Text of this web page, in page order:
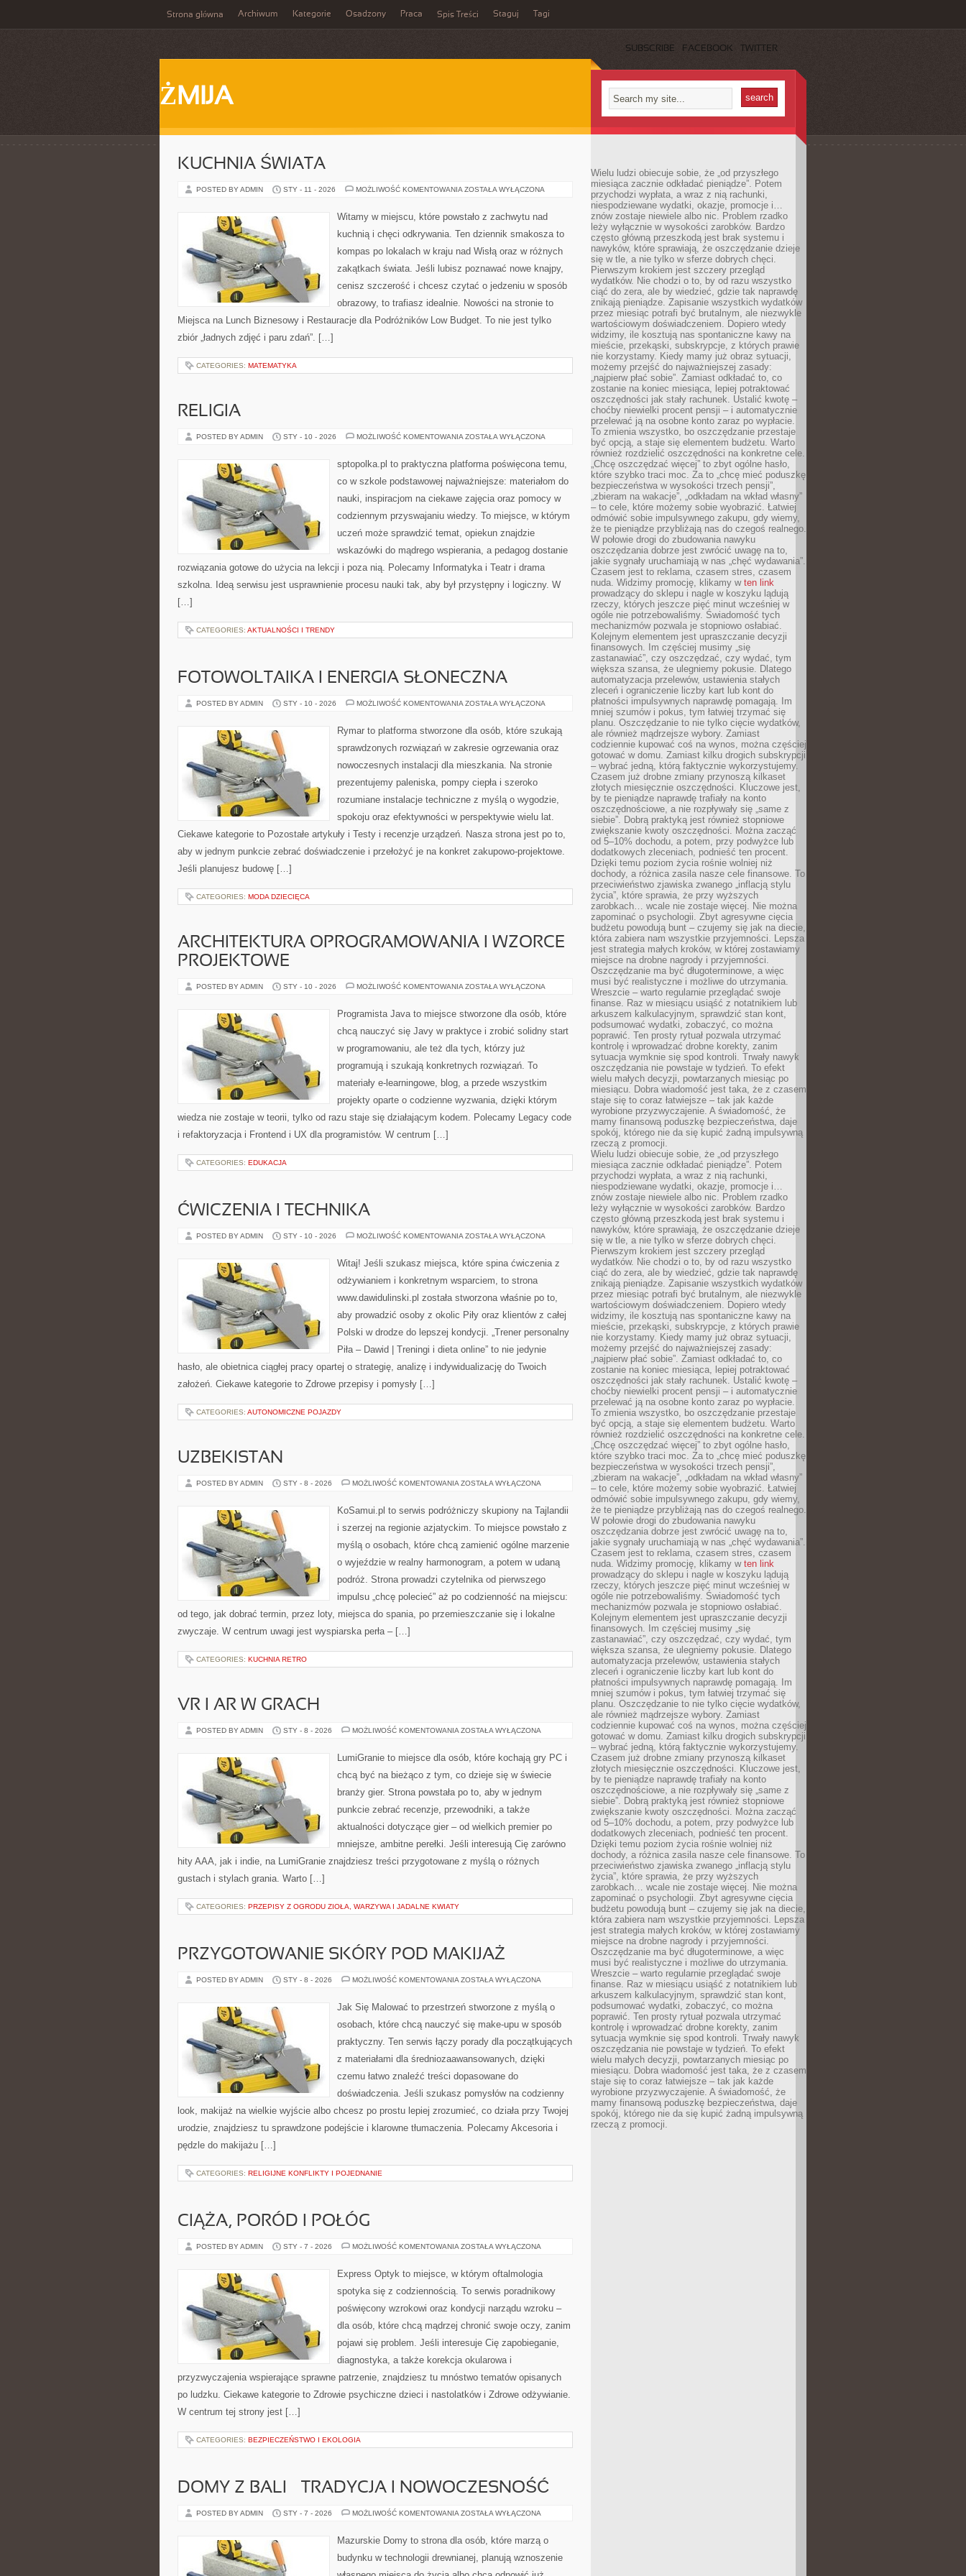
Strona główna Archiwum Kategorie Osadzony Praca Spis Treści Staguj Tagi
SUBSCRIBE FACEBOOK TWITTER
ŻMIJA
KUCHNIA ŚWIATA
POSTED BY ADMIN STY - 11 - 2026 MOŻLIWOŚĆ KOMENTOWANIA KUCHNIA
ZOSTAŁA WYŁĄCZONA
Witamy w miejscu, które powstało z zachwytu nad
kuchnią i chęci odkrywania. Ten dziennik smakosza to
kompas po lokalach w kraju nad Wisłą oraz w różnych
zakątkach świata. Jeśli lubisz poznawać nowe knajpy,
cenisz szczerość i chcesz czytać o jedzeniu w sposób
obrazowy, to trafiasz idealnie. Nowości na stronie to
Miejsca na Lunch Biznesowy i Restauracje dla Podróżników Low Budget. To nie jest tylko
zbiór „ładnych zdjęć i paru zdań”. […]
CATEGORIES: MATEMATYKA
RELIGIA
POSTED BY ADMIN STY - 10 - 2026 MOŻLIWOŚĆ KOMENTOWANIA RELIGIA
ZOSTAŁA WYŁĄCZONA
sptopolka.pl to praktyczna platforma poświęcona temu,
co w szkole podstawowej najważniejsze: materiałom do
nauki, inspiracjom na ciekawe zajęcia oraz pomocy w
codziennym przyswajaniu wiedzy. To miejsce, w którym
uczeń może sprawdzić temat, opiekun znajdzie
wskazówki do mądrego wspierania, a pedagog dostanie
rozwiązania gotowe do użycia na lekcji i poza nią. Polecamy Informatyka i Teatr i drama
szkolna. Ideą serwisu jest usprawnienie procesu nauki tak, aby był przystępny i logiczny. W
[…]
CATEGORIES: AKTUALNOŚCI I TRENDY
FOTOWOLTAIKA I ENERGIA SŁONECZNA
POSTED BY ADMIN STY - 10 - 2026 MOŻLIWOŚĆ KOMENTOWANIA FOTOWOLTAIKA
SŁONECZNA
ZOSTAŁA WYŁĄCZONA
Rymar to platforma stworzone dla osób, które szukają
sprawdzonych rozwiązań w zakresie ogrzewania oraz
nowoczesnych instalacji dla mieszkania. Na stronie
prezentujemy paleniska, pompy ciepła i szeroko
rozumiane instalacje techniczne z myślą o wygodzie,
spokoju oraz efektywności w perspektywie wielu lat.
Ciekawe kategorie to Pozostałe artykuły i Testy i recenzje urządzeń. Nasza strona jest po to,
aby w jednym punkcie zebrać doświadczenie i przełożyć je na konkret zakupowo-projektowe.
Jeśli planujesz budowę […]
CATEGORIES: MODA DZIECIĘCA
ARCHITEKTURA OPROGRAMOWANIA I WZORCE
PROJEKTOWE
POSTED BY ADMIN STY - 10 - 2026 MOŻLIWOŚĆ KOMENTOWANIA ARCHITEKTURA
WZORCE
PROJEKTOWE
ZOSTAŁA WYŁĄCZONA
Programista Java to miejsce stworzone dla osób, które
chcą nauczyć się Javy w praktyce i zrobić solidny start
w programowaniu, ale też dla tych, którzy już
programują i szukają konkretnych rozwiązań. To
materiały e-learningowe, blog, a przede wszystkim
projekty oparte o codzienne wyzwania, dzięki którym
wiedza nie zostaje w teorii, tylko od razu staje się działającym kodem. Polecamy Legacy code
i refaktoryzacja i Frontend i UX dla programistów. W centrum […]
CATEGORIES: EDUKACJA
ĆWICZENIA I TECHNIKA
POSTED BY ADMIN STY - 10 - 2026 MOŻLIWOŚĆ KOMENTOWANIA ĆWICZENIA
ZOSTAŁA WYŁĄCZONA
Witaj! Jeśli szukasz miejsca, które spina ćwiczenia z
odżywianiem i konkretnym wsparciem, to strona
www.dawidulinski.pl została stworzona właśnie po to,
aby prowadzić osoby z okolic Piły oraz klientów z całej
Polski w drodze do lepszej kondycji. „Trener personalny
Piła – Dawid | Treningi i dieta online” to nie jedynie
hasło, ale obietnica ciągłej pracy opartej o strategię, analizę i indywidualizację do Twoich
założeń. Ciekawe kategorie to Zdrowe przepisy i pomysły […]
CATEGORIES: AUTONOMICZNE POJAZDY
UZBEKISTAN
POSTED BY ADMIN STY - 8 - 2026 MOŻLIWOŚĆ KOMENTOWANIA UZBEKISTAN
ZOSTAŁA WYŁĄCZONA
KoSamui.pl to serwis podróżniczy skupiony na Tajlandii
i szerzej na regionie azjatyckim. To miejsce powstało z
myślą o osobach, które chcą zamienić ogólne marzenie
o wyjeździe w realny harmonogram, a potem w udaną
podróż. Strona prowadzi czytelnika od pierwszego
impulsu „chcę polecieć” aż po codzienność na miejscu:
od tego, jak dobrać termin, przez loty, miejsca do spania, po przemieszczanie się i lokalne
zwyczaje. W centrum uwagi jest wyspiarska perła – […]
CATEGORIES: KUCHNIA RETRO
VR I AR W GRACH
POSTED BY ADMIN STY - 8 - 2026 MOŻLIWOŚĆ KOMENTOWANIA VR
W
GRACH
ZOSTAŁA WYŁĄCZONA
LumiGranie to miejsce dla osób, które kochają gry PC i
chcą być na bieżąco z tym, co dzieje się w świecie
branży gier. Strona powstała po to, aby w jednym
punkcie zebrać recenzje, przewodniki, a także
aktualności dotyczące gier – od wielkich premier po
mniejsze, ambitne perełki. Jeśli interesują Cię zarówno
hity AAA, jak i indie, na LumiGranie znajdziesz treści przygotowane z myślą o różnych
gustach i stylach grania. Warto […]
CATEGORIES: PRZEPISY Z OGRODU ZIOŁA, WARZYWA I JADALNE KWIATY
PRZYGOTOWANIE SKÓRY POD MAKIJAŻ
POSTED BY ADMIN STY - 8 - 2026 MOŻLIWOŚĆ KOMENTOWANIA PRZYGOTOWANIE
MAKIJAŻ
ZOSTAŁA WYŁĄCZONA
Jak Się Malować to przestrzeń stworzone z myślą o
osobach, które chcą nauczyć się make-upu w sposób
praktyczny. Ten serwis łączy porady dla początkujących
z materiałami dla średniozaawansowanych, dzięki
czemu łatwo znaleźć treści dopasowane do
doświadczenia. Jeśli szukasz pomysłów na codzienny
look, makijaż na wielkie wyjście albo chcesz po prostu lepiej zrozumieć, co działa przy Twojej
urodzie, znajdziesz tu sprawdzone podejście i klarowne tłumaczenia. Polecamy Akcesoria i
pędzle do makijażu […]
CATEGORIES: RELIGIJNE KONFLIKTY I POJEDNANIE
CIĄŻA, PORÓD I POŁÓG
POSTED BY ADMIN STY - 7 - 2026 MOŻLIWOŚĆ KOMENTOWANIA CIĄŻA,
POŁÓG
ZOSTAŁA WYŁĄCZONA
Express Optyk to miejsce, w którym oftalmologia
spotyka się z codziennością. To serwis poradnikowy
poświęcony wzrokowi oraz kondycji narządu wzroku –
dla osób, które chcą mądrzej chronić swoje oczy, zanim
pojawi się problem. Jeśli interesuje Cię zapobieganie,
diagnostyka, a także korekcja okularowa i
przyzwyczajenia wspierające sprawne patrzenie, znajdziesz tu mnóstwo tematów opisanych
po ludzku. Ciekawe kategorie to Zdrowie psychiczne dzieci i nastolatków i Zdrowe odżywianie.
W centrum tej strony jest […]
CATEGORIES: BEZPIECZEŃSTWO I EKOLOGIA
DOMY Z BALI – TRADYCJA I NOWOCZESNOŚĆ
POSTED BY ADMIN STY - 7 - 2026 MOŻLIWOŚĆ KOMENTOWANIA DOMY
TRADYCJA
NOWOCZESNOŚĆ
ZOSTAŁA WYŁĄCZONA
Mazurskie Domy to strona dla osób, które marzą o
budynku w technologii drewnianej, planują wznoszenie
Wielu ludzi obiecuje sobie, że „od przyszłego
miesiąca zacznie odkładać pieniądze”. Potem
przychodzi wypłata, a wraz z nią rachunki,
niespodziewane wydatki, okazje, promocje i…
znów zostaje niewiele albo nic. Problem rzadko
leży wyłącznie w wysokości zarobków. Bardzo
często główną przeszkodą jest brak systemu i
nawyków, które sprawiają, że oszczędzanie dzieje
się w tle, a nie tylko w sferze dobrych chęci.
Pierwszym krokiem jest szczery przegląd
wydatków. Nie chodzi o to, by od razu wszystko
ciąć do zera, ale by wiedzieć, gdzie tak naprawdę
znikają pieniądze. Zapisanie wszystkich wydatków
przez miesiąc potrafi być brutalnym, ale niezwykle
wartościowym doświadczeniem. Dopiero wtedy
widzimy, ile kosztują nas spontaniczne kawy na
mieście, przekąski, subskrypcje, z których prawie
nie korzystamy. Kiedy mamy już obraz sytuacji,
możemy przejść do najważniejszej zasady:
„najpierw płać sobie”. Zamiast odkładać to, co
zostanie na koniec miesiąca, lepiej potraktować
oszczędności jak stały rachunek. Ustalić kwotę –
choćby niewielki procent pensji – i automatycznie
przelewać ją na osobne konto zaraz po wypłacie.
To zmienia wszystko, bo oszczędzanie przestaje
być opcją, a staje się elementem budżetu. Warto
również rozdzielić oszczędności na konkretne cele.
„Chcę oszczędzać więcej” to zbyt ogólne hasło,
które szybko traci moc. Za to „chcę mieć poduszkę
bezpieczeństwa w wysokości trzech pensji”,
„zbieram na wakacje”, „odkładam na wkład własny”
– to cele, które możemy sobie wyobrazić. Łatwiej
odmówić sobie impulsywnego zakupu, gdy wiemy,
że te pieniądze przybliżają nas do czegoś realnego.
W połowie drogi do zbudowania nawyku
oszczędzania dobrze jest zwrócić uwagę na to,
jakie sygnały uruchamiają w nas „chęć wydawania”.
Czasem jest to reklama, czasem stres, czasem
nuda. Widzimy promocję, klikamy w ten link
prowadzący do sklepu i nagle w koszyku lądują
rzeczy, których jeszcze pięć minut wcześniej w
ogóle nie potrzebowaliśmy. Świadomość tych
mechanizmów pozwala je stopniowo osłabiać.
Kolejnym elementem jest upraszczanie decyzji
finansowych. Im częściej musimy „się
zastanawiać”, czy oszczędzać, czy wydać, tym
większa szansa, że ulegniemy pokusie. Dlatego
automatyzacja przelewów, ustawienia stałych
zleceń i ograniczenie liczby kart lub kont do
płatności impulsywnych naprawdę pomagają. Im
mniej szumów i pokus, tym łatwiej trzymać się
planu. Oszczędzanie to nie tylko cięcie wydatków,
ale również mądrzejsze wybory. Zamiast
codziennie kupować coś na wynos, można częściej
gotować w domu. Zamiast kilku drogich subskrypcji
– wybrać jedną, którą faktycznie wykorzystujemy.
Czasem już drobne zmiany przynoszą kilkaset
złotych miesięcznie oszczędności. Kluczowe jest,
by te pieniądze naprawdę trafiały na konto
oszczędnościowe, a nie rozpływały się „same z
siebie”. Dobrą praktyką jest również stopniowe
zwiększanie kwoty oszczędności. Można zacząć
od 5–10% dochodu, a potem, przy podwyżce lub
dodatkowych zleceniach, podnieść ten procent.
Dzięki temu poziom życia rośnie wolniej niż
dochody, a różnica zasila nasze cele finansowe. To
przeciwieństwo zjawiska zwanego „inflacją stylu
życia”, które sprawia, że przy wyższych
zarobkach… wcale nie zostaje więcej. Nie można
zapominać o psychologii. Zbyt agresywne cięcia
budżetu powodują bunt – czujemy się jak na diecie,
która zabiera nam wszystkie przyjemności. Lepsza
jest strategia małych kroków, w której zostawiamy
miejsce na drobne nagrody i przyjemności.
Oszczędzanie ma być długoterminowe, a więc
musi być realistyczne i możliwe do utrzymania.
Wreszcie – warto regularnie przeglądać swoje
finanse. Raz w miesiącu usiąść z notatnikiem lub
arkuszem kalkulacyjnym, sprawdzić stan kont,
podsumować wydatki, zobaczyć, co można
poprawić. Ten prosty rytuał pozwala utrzymać
kontrolę i wprowadzać drobne korekty, zanim
sytuacja wymknie się spod kontroli. Trwały nawyk
oszczędzania nie powstaje w tydzień. To efekt
wielu małych decyzji, powtarzanych miesiąc po
miesiącu. Dobra wiadomość jest taka, że z czasem
staje się to coraz łatwiejsze – tak jak każde
wyrobione przyzwyczajenie. A świadomość, że
mamy finansową poduszkę bezpieczeństwa, daje
spokój, którego nie da się kupić żadną impulsywną
rzeczą z promocji.
Wielu ludzi obiecuje sobie, że „od przyszłego
miesiąca zacznie odkładać pieniądze”. Potem
przychodzi wypłata, a wraz z nią rachunki,
niespodziewane wydatki, okazje, promocje i…
znów zostaje niewiele albo nic. Problem rzadko
leży wyłącznie w wysokości zarobków. Bardzo
często główną przeszkodą jest brak systemu i
nawyków, które sprawiają, że oszczędzanie dzieje
się w tle, a nie tylko w sferze dobrych chęci.
Pierwszym krokiem jest szczery przegląd
wydatków. Nie chodzi o to, by od razu wszystko
ciąć do zera, ale by wiedzieć, gdzie tak naprawdę
znikają pieniądze. Zapisanie wszystkich wydatków
przez miesiąc potrafi być brutalnym, ale niezwykle
wartościowym doświadczeniem. Dopiero wtedy
widzimy, ile kosztują nas spontaniczne kawy na
mieście, przekąski, subskrypcje, z których prawie
nie korzystamy. Kiedy mamy już obraz sytuacji,
możemy przejść do najważniejszej zasady:
„najpierw płać sobie”. Zamiast odkładać to, co
zostanie na koniec miesiąca, lepiej potraktować
oszczędności jak stały rachunek. Ustalić kwotę –
choćby niewielki procent pensji – i automatycznie
przelewać ją na osobne konto zaraz po wypłacie.
To zmienia wszystko, bo oszczędzanie przestaje
być opcją, a staje się elementem budżetu. Warto
również rozdzielić oszczędności na konkretne cele.
„Chcę oszczędzać więcej” to zbyt ogólne hasło,
które szybko traci moc. Za to „chcę mieć poduszkę
bezpieczeństwa w wysokości trzech pensji”,
„zbieram na wakacje”, „odkładam na wkład własny”
– to cele, które możemy sobie wyobrazić. Łatwiej
odmówić sobie impulsywnego zakupu, gdy wiemy,
że te pieniądze przybliżają nas do czegoś realnego.
W połowie drogi do zbudowania nawyku
oszczędzania dobrze jest zwrócić uwagę na to,
jakie sygnały uruchamiają w nas „chęć wydawania”.
Czasem jest to reklama, czasem stres, czasem
nuda. Widzimy promocję, klikamy w ten link
prowadzący do sklepu i nagle w koszyku lądują
rzeczy, których jeszcze pięć minut wcześniej w
ogóle nie potrzebowaliśmy. Świadomość tych
mechanizmów pozwala je stopniowo osłabiać.
Kolejnym elementem jest upraszczanie decyzji
finansowych. Im częściej musimy „się
zastanawiać”, czy oszczędzać, czy wydać, tym
większa szansa, że ulegniemy pokusie. Dlatego
automatyzacja przelewów, ustawienia stałych
zleceń i ograniczenie liczby kart lub kont do
płatności impulsywnych naprawdę pomagają. Im
mniej szumów i pokus, tym łatwiej trzymać się
planu. Oszczędzanie to nie tylko cięcie wydatków,
ale również mądrzejsze wybory. Zamiast
codziennie kupować coś na wynos, można częściej
gotować w domu. Zamiast kilku drogich subskrypcji
– wybrać jedną, którą faktycznie wykorzystujemy.
Czasem już drobne zmiany przynoszą kilkaset
złotych miesięcznie oszczędności. Kluczowe jest,
by te pieniądze naprawdę trafiały na konto
oszczędnościowe, a nie rozpływały się „same z
siebie”. Dobrą praktyką jest również stopniowe
zwiększanie kwoty oszczędności. Można zacząć
od 5–10% dochodu, a potem, przy podwyżce lub
dodatkowych zleceniach, podnieść ten procent.
Dzięki temu poziom życia rośnie wolniej niż
dochody, a różnica zasila nasze cele finansowe. To
przeciwieństwo zjawiska zwanego „inflacją stylu
życia”, które sprawia, że przy wyższych
zarobkach… wcale nie zostaje więcej. Nie można
zapominać o psychologii. Zbyt agresywne cięcia
budżetu powodują bunt – czujemy się jak na diecie,
która zabiera nam wszystkie przyjemności. Lepsza
jest strategia małych kroków, w której zostawiamy
miejsce na drobne nagrody i przyjemności.
Oszczędzanie ma być długoterminowe, a więc
musi być realistyczne i możliwe do utrzymania.
Wreszcie – warto regularnie przeglądać swoje
finanse. Raz w miesiącu usiąść z notatnikiem lub
arkuszem kalkulacyjnym, sprawdzić stan kont,
podsumować wydatki, zobaczyć, co można
poprawić. Ten prosty rytuał pozwala utrzymać
kontrolę i wprowadzać drobne korekty, zanim
sytuacja wymknie się spod kontroli. Trwały nawyk
oszczędzania nie powstaje w tydzień. To efekt
wielu małych decyzji, powtarzanych miesiąc po
miesiącu. Dobra wiadomość jest taka, że z czasem
staje się to coraz łatwiejsze – tak jak każde
wyrobione przyzwyczajenie. A świadomość, że
mamy finansową poduszkę bezpieczeństwa, daje
spokój, którego nie da się kupić żadną impulsywną
rzeczą z promocji.